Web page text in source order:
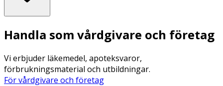
Handla som vårdgivare och företag
Vi erbjuder läkemedel, apoteksvaror,
förbrukningsmaterial och utbildningar.
För vårdgivare och företag